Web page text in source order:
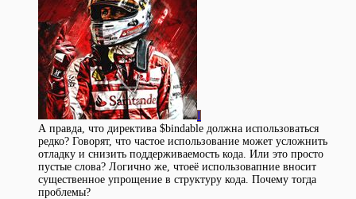
I
А правда, что директива $bindable должна использоваться
редко? Говорят, что частое использование может усложнить
отладку и снизить поддерживаемость кода. Или это просто
пустые слова? Логично же, чтоеё использовапние вносит
существенное упрощение в структуру кода. Почему тогда
проблемы?